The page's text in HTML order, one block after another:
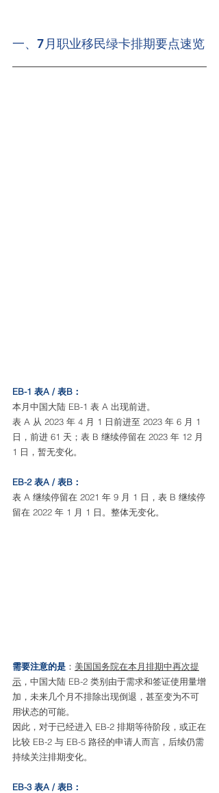
一、7月职业移民绿卡排期要点速览
EB-1 表A / 表B：
本月中国大陆 EB-1 表 A 出现前进。
表 A 从 2023 年 4 月 1 日前进至 2023 年 6 月 1
日，前进 61 天；表 B 继续停留在 2023 年 12 月
1 日，暂无变化。
EB-2 表A / 表B：
表 A 继续停留在 2021 年 9 月 1 日，表 B 继续停
留在 2022 年 1 月 1 日。整体无变化。
需要注意的是 ： 美国国务院在本月排期中再次提
示 ，中国大陆 EB-2 类别由于需求和签证使用量增
加，未来几个月不排除出现倒退，甚至变为不可
用状态的可能。
因此，对于已经进入 EB-2 排期等待阶段，或正在
比较 EB-2 与 EB-5 路径的申请人而言，后续仍需
持续关注排期变化。
EB-3 表A / 表B：